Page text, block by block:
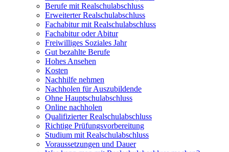
Berufe mit Realschulabschluss
Erweiterter Realschulabschluss
Fachabitur mit Realschulabschluss
Fachabitur oder Abitur
Freiwilliges Soziales Jahr
Gut bezahlte Berufe
Hohes Ansehen
Kosten
Nachhilfe nehmen
Nachholen für Auszubildende
Ohne Hauptschulabschluss
Online nachholen
Qualifizierter Realschulabschluss
Richtige Prüfungsvorbereitung
Studium mit Realschulabschluss
Voraussetzungen und Dauer